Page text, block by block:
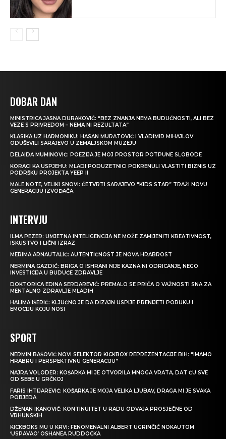
DOBAR DAN
MINISTRICA JASNA DURAKOVIĆ: “BEZ ZNANJA NEMA BUDUĆNOSTI, ALI BEZ
VEZE S PRIVREDOM – NEMA NI REZULTATA”
KLASIKA UZ HARMONIKU: HASAN MURATOVIĆ I VLADIMIR MIHAJLOV
ODUŠEVILI SARAJEVO U ZEMALJSKOM MUZEJU
DELAIDA MUMINOVIĆ: POEZIJA JE MOJ PROSTOR POTPUNE SLOBODE
KORACI KA USPJEHU: MLADI PODUZETNICI POKRENULI VLASTITI BIZNIS UZ
PODRŠKU PROJEKTA YEEP II
MALE NOTE, VELIKI SNOVI: ČETVRTI SARAJEVO “KIDS STAR” TRAŽI NOVU
GENERACIJU IZVOĐAČA
INTERVJU
ILMA PEZER: UMJETNA INTELIGENCIJA NE MOŽE ZAMIJENITI KREATIVNOST,
ISKUSTVO I LIČNI IZRAZ
MERIMA ARNAUTALIĆ: AUTENTIČNOST JE NOVA HRABROST
NERMINA GAZDIĆ: BRIGA O ISHRANI NIJE KAZNA NI ODRICANJE, NEGO
INVESTICIJA U BUDUĆE ZDRAVLJE
DOKTORICA EDINA SERDAREVIĆ: PREMALO SE PRIČA O VAŽNOSTI SNA ZA
MENTALNO ZDRAVLJE MLADIH
HALIMA IŠERIĆ: KLJUČNO JE DA DIZAJN USPIJE PRENIJETI PORUKU I
EMOCIJU KOJU NOSI
SPORT
NERMIN BAŠOVIĆ NOVI SELEKTOR KICKBOX REPREZENTACIJE BIH: “IMAMO
HRABRU I PERSPEKTIVNU GENERACIJU”
NAJRA VOLODER: KOŠARKA MI JE OTVORILA MNOGA VRATA, DAT ĆU SVE
OD SEBE U GRČKOJ
FARIS IHTIJAREVIĆ: KOŠARKA JE MOJA VELIKA LJUBAV, DRAGA MI JE SVAKA
POBJEDA
DŽENAN IKANOVIĆ: KONTINUITET U RADU ODVAJA PROSJEČNE OD
VRHUNSKIH
KICKBOKS MU U KRVI: FENOMENALNI ALBERT UGRINČIĆ NOKAUTOM
‘USPAVAO’ OSHANEA RUDDOCKA